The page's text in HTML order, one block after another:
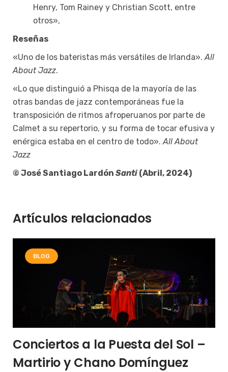
Henry, Tom Rainey y Christian Scott, entre
otros»,
Reseñas
«Uno de los bateristas más versátiles de Irlanda».All
About Jazz.
«Lo que distinguió a Phisqa de la mayoría de las
otras bandas de jazz contemporáneas fue la
transposición de ritmos afroperuanos por parte de
Calmet a su repertorio, y su forma de tocar efusiva y
enérgica estaba en el centro de todo».All About
Jazz
© José Santiago Lardón Santi (Abril, 2024)
Artículos relacionados
BLOG
Conciertos a la Puesta del Sol –
Martirio y Chano Domínguez